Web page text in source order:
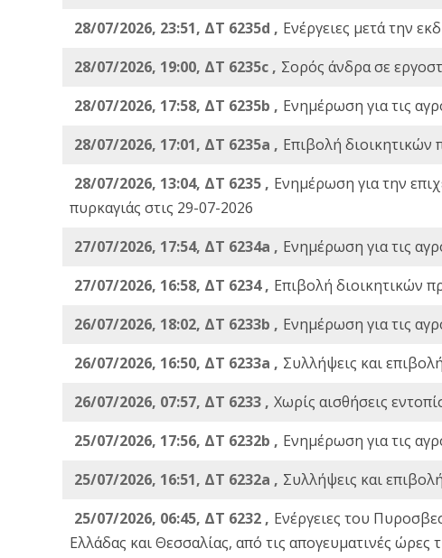
28/07/2026, 23:51, ΔΤ 6235d , Ενέργειες μετά την
28/07/2026, 19:00, ΔΤ 6235c , Σορός άνδρα σε
28/07/2026, 17:58, ΔΤ 6235b , Ενημέρωση για τις
28/07/2026, 17:01, ΔΤ 6235a , Eπιβολή
28/07/2026, 13:04, ΔΤ 6235 , Ενημέρωση για την
πυρκαγιάς στις 29-07-2026
27/07/2026, 17:54, ΔΤ 6234a , Ενημέρωση για τις
27/07/2026, 16:58, ΔΤ 6234 , Eπιβολή διοικητικών
26/07/2026, 18:02, ΔΤ 6233b , Ενημέρωση για τις
26/07/2026, 16:50, ΔΤ 6233a , Συλλήψεις και
26/07/2026, 07:57, ΔΤ 6233 , Χωρίς αισθήσεις
25/07/2026, 17:56, ΔΤ 6232b , Ενημέρωση για τις
25/07/2026, 16:51, ΔΤ 6232a , Συλλήψεις και
25/07/2026, 06:45, ΔΤ 6232 , Ενέργειες του
Ελλάδας και Θεσσαλίας, από τις απογευματινές